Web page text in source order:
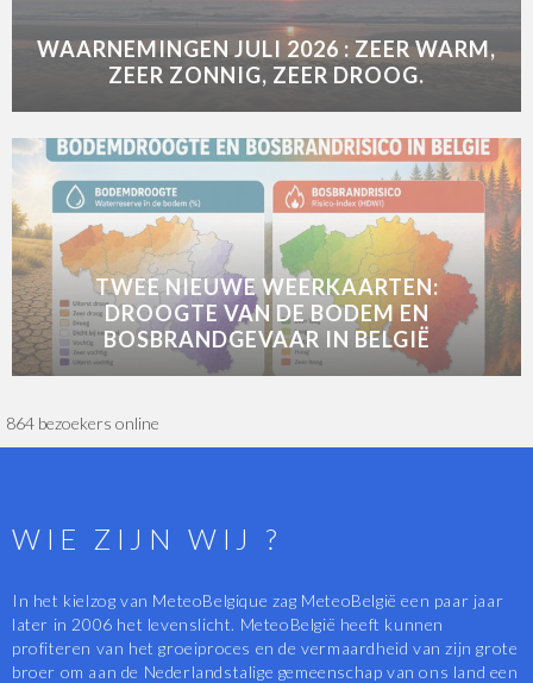
WAARNEMINGEN JULI 2026 : ZEER WARM,
ZEER ZONNIG, ZEER DROOG.
TWEE NIEUWE WEERKAARTEN:
DROOGTE VAN DE BODEM EN
BOSBRANDGEVAAR IN BELGIË
864 bezoekers online
WIE ZIJN WIJ ?
In het kielzog van MeteoBelgique zag MeteoBelgië een paar jaar
later in 2006 het levenslicht. MeteoBelgië heeft kunnen
profiteren van het groeiproces en de vermaardheid van zijn grote
broer om aan de Nederlandstalige gemeenschap van ons land een